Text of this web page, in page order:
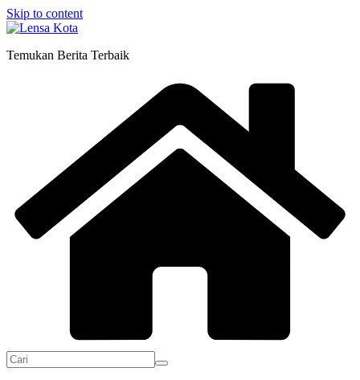
Skip to content
Temukan Berita Terbaik